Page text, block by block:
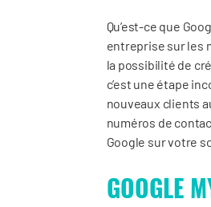
Qu’est-ce que
entreprise sur les
la possibilité de
c’est une étape
nouveaux clients
numéros de
Google sur votre
GOOGLE